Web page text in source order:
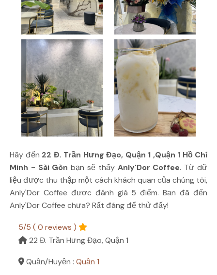
Hãy đến 22 Đ. Trần Hưng Đạo, Quận 1 ,Quận 1 Hồ Chí
Minh - Sài Gònbạn sẽ thấy Anly'Dor Coffee. Từ dữ
liệu được thu thập một cách khách quan của chúng tôi,
Anly'Dor Coffee được đánh giá 5 điểm. Bạn đã đến
Anly'Dor Coffee chưa? Rất đáng để thử đấy!
5/5 ( 0 reviews )
22 Đ. Trần Hưng Đạo, Quận 1
Quận/Huyện : Quận 1